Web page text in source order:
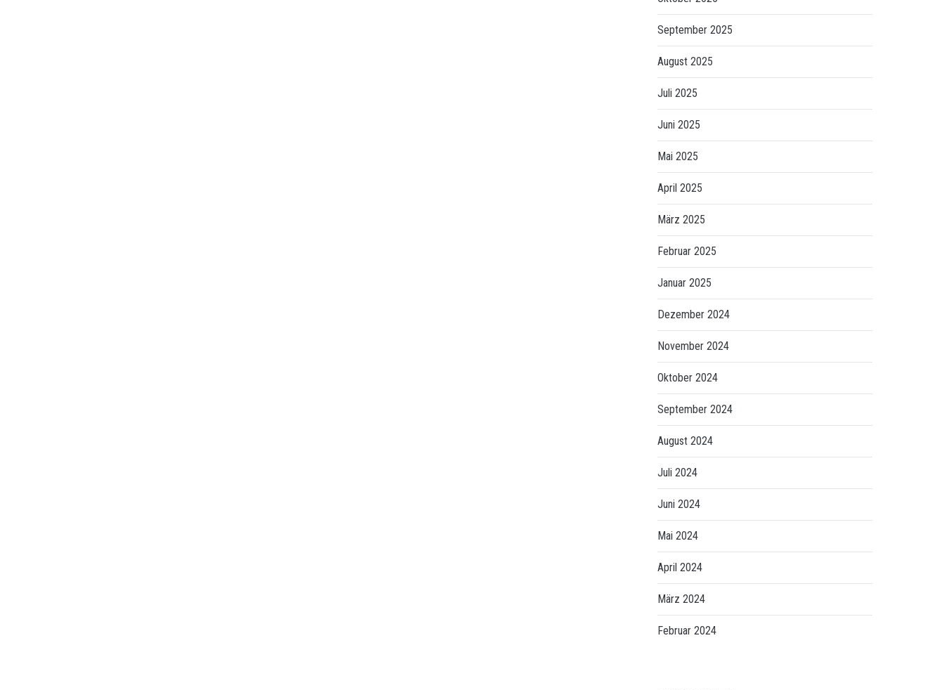
September 2025
August 2025
Juli 2025
Juni 2025
Mai 2025
April 2025
März 2025
Februar 2025
Januar 2025
Dezember 2024
November 2024
Oktober 2024
September 2024
August 2024
Juli 2024
Juni 2024
Mai 2024
April 2024
März 2024
Februar 2024